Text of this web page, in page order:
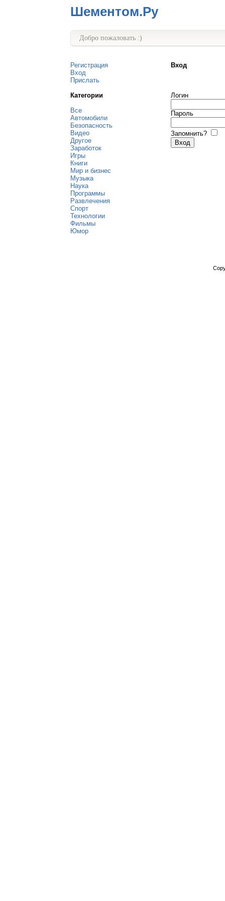
Шементом.Ру
Добро пожаловать :)
Регистрация
Вход
Прислать
Категории
Все
Автомобили
Безопасность
Видео
Другое
Заработок
Игры
Книги
Мир и бизнес
Музыка
Наука
Программы
Развлечения
Спорт
Технологии
Фильмы
Юмор
Вход
Логин
Пароль
Запомнить?